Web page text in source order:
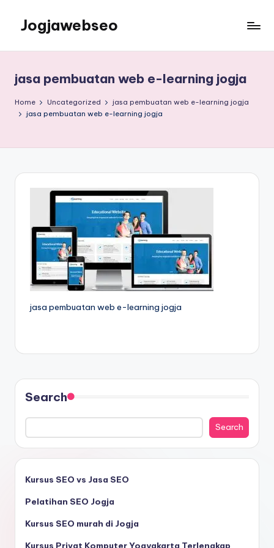
Jogjawebseo
jasa pembuatan web e-learning jogja
Home Uncategorized
jasa pembuatan web e-learning jogja
jasa pembuatan web e-learning jogja
jasa pembuatan web e-learning jogja
Search
Search
Kursus SEO vs Jasa SEO
Pelatihan SEO Jogja
Kursus SEO murah di Jogja
Kursus Privat Komputer Yogyakarta Terlengkap